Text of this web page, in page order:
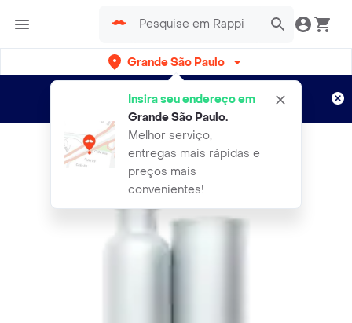
Grande São Paulo
Insira seu endereço em
Grande São Paulo.
Melhor serviço,
entregas mais rápidas e
preços mais
convenientes!
Entregas grátis por 15 dias!
Aplicam T&C